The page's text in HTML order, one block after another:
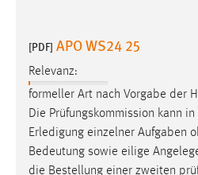
[PDF] APO WS24 25
Relevanz:
formeller Art nach Vorgabe der
Die Prüfungskommission kann
Erledigung einzelner Aufgaben
Bedeutung sowie eilige
die Bestellung einer zweiten